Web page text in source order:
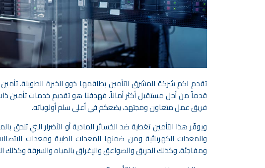
تقدم لكم شركة المشرق للتأمين بطاقمها ذوو الخبرة الطويلة، تأمين
قدماً من أجل مستقبل أكثر أماناً. فهدفنا هو تقديم خدمات تأمين
فريق عمل متعاون ومجتهد، يضعكم في أعلى سلم أولوياته.
ويوفّر هذا التأمين تغطية ضد الخسائر المادية أو الأضرار التي تلحق
والمعدات الكهربائية ومن ضمنها المعدات الطبية ومعدات
ومفاجئة، وكذلك الحريق والصواعق والإغراق بالمياه والسرقة وكذلك